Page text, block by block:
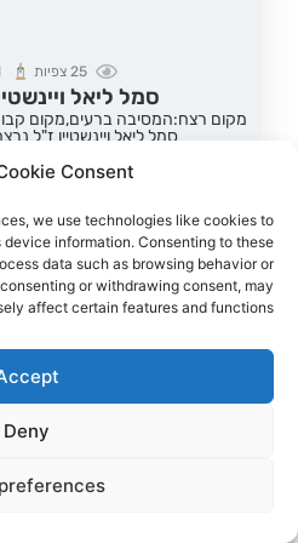
Consent
we use technologies like cookies to
information. Consenting to these
data such as browsing behavior or
or withdrawing consent, may
affect certain features and functions.
Deny
25 צפיות
סמל ליאל
מקום רצח:המסיבה ברעים,מקום
סמל ליאל ויינשטיין ז"ל